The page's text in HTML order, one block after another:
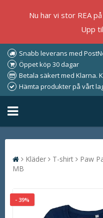
Nu har vi stor REA
Upp
Snabb leverans med
Öppet köp 30 dagar
Betala säkert med Klarna.
Hämta produkter på vårt
Kläder T-shirt
Paw
MB
- 39%